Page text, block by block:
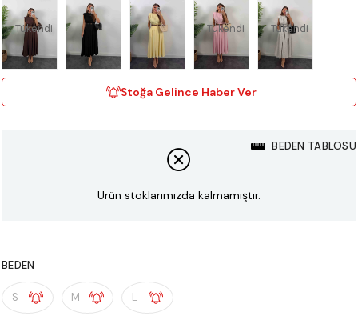
Tükendi Tükendi Tükendi
Stoğa Gelince Haber Ver
BEDEN TABLOSU
Ürün stoklarımızda kalmamıştır.
BEDEN
S M L